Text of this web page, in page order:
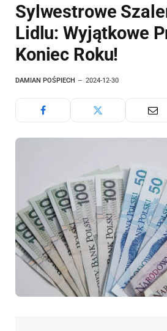
Sylwestrowe
Lidlu: Wyjątkowe
Koniec Roku!
DAMIAN POŚPIECH 2024-12-30